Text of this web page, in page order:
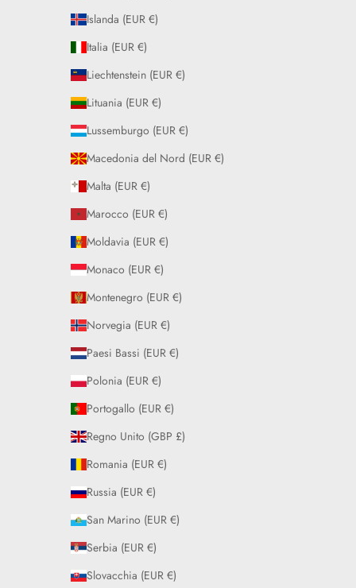
Islanda (EUR €)
Italia (EUR €)
Liechtenstein (EUR €)
Lituania (EUR €)
Lussemburgo (EUR €)
Macedonia del Nord (EUR €)
Malta (EUR €)
Marocco (EUR €)
Moldavia (EUR €)
Monaco (EUR €)
Montenegro (EUR €)
Norvegia (EUR €)
Paesi Bassi (EUR €)
Polonia (EUR €)
Portogallo (EUR €)
Regno Unito (GBP £)
Romania (EUR €)
Russia (EUR €)
San Marino (EUR €)
Serbia (EUR €)
Slovacchia (EUR €)